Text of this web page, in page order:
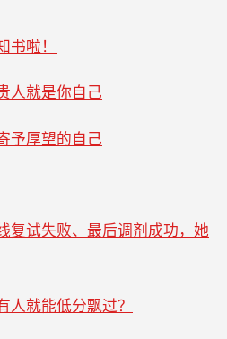
书啦！
人就是你自己
予厚望的自己
复试失败、最后调剂成功，她
人就能低分飘过？